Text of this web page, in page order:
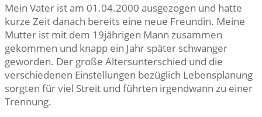
Mein Vater ist am 01.04.2000 ausgezogen und hatte
kurze Zeit danach bereits eine neue Freundin. Meine
Mutter ist mit dem 19jährigen Mann zusammen
gekommen und knapp ein Jahr später schwanger
geworden. Der große Altersunterschied und die
verschiedenen Einstellungen bezüglich Lebensplanung
sorgten für viel Streit und führten irgendwann zu einer
Trennung.